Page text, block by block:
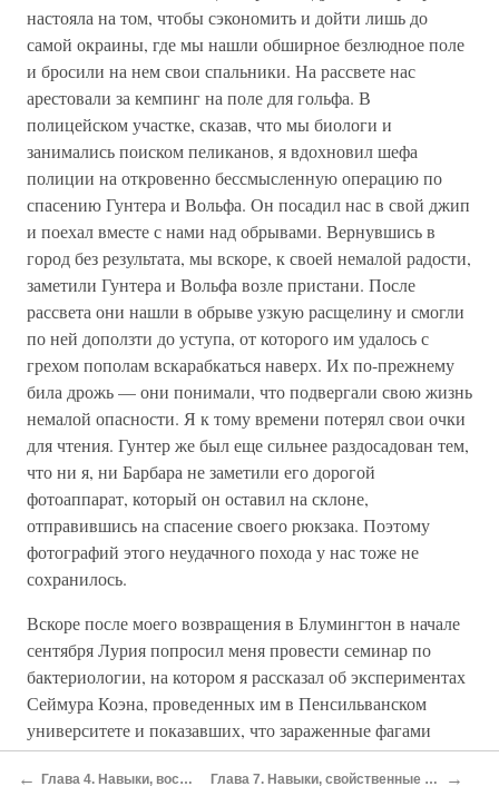
В поисках красивых девушек в Корона-дель-Мар
(Калифорния).
Уже в сумерках мы возвращались той же дорогой,
подвергая свои голые ноги постоянным атакам колючек
обитателями острова. В городе я рассчитывал
остановиться в гостинице и принять душ. Но Барбара
настояла на том, чтобы сэкономить и дойти лишь до
самой окраины, где мы нашли обширное безлюдное поле
и бросили на нем свои спальники. На рассвете нас
полицейском участке, сказав, что мы биологи и
← Глава 4. Навыки, воспринятые в группе по фагам Глава 7. Навыки, свойственные преподавателю без постоянной ставки →